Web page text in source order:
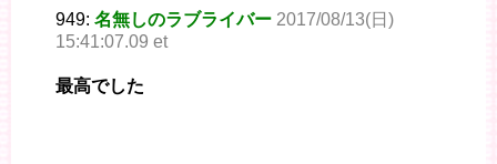
949: 名無しのラブライバー 2017/08/13(日)
15:41:07.09 et
最高でした